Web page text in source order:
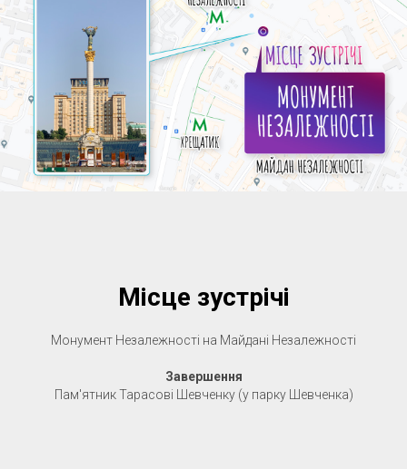
Місце зустрічі
Монумент Незалежності на Майдані Незалежності
Завершення
Пам'ятник Тарасові Шевченку (у парку Шевченка)